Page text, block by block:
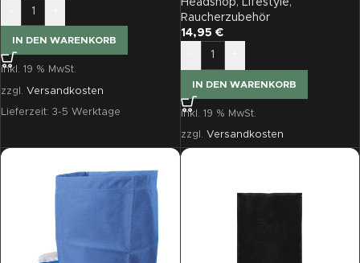
IN DEN WARENKORB
inkl. 19 % MwSt.
zzgl. Versandkosten
Lieferzeit: 3-5 Werktage
Headshop, Lifestyle,
Raucherzubehör
14,95 €
IN DEN WARENKORB
inkl. 19 % MwSt.
zzgl. Versandkosten